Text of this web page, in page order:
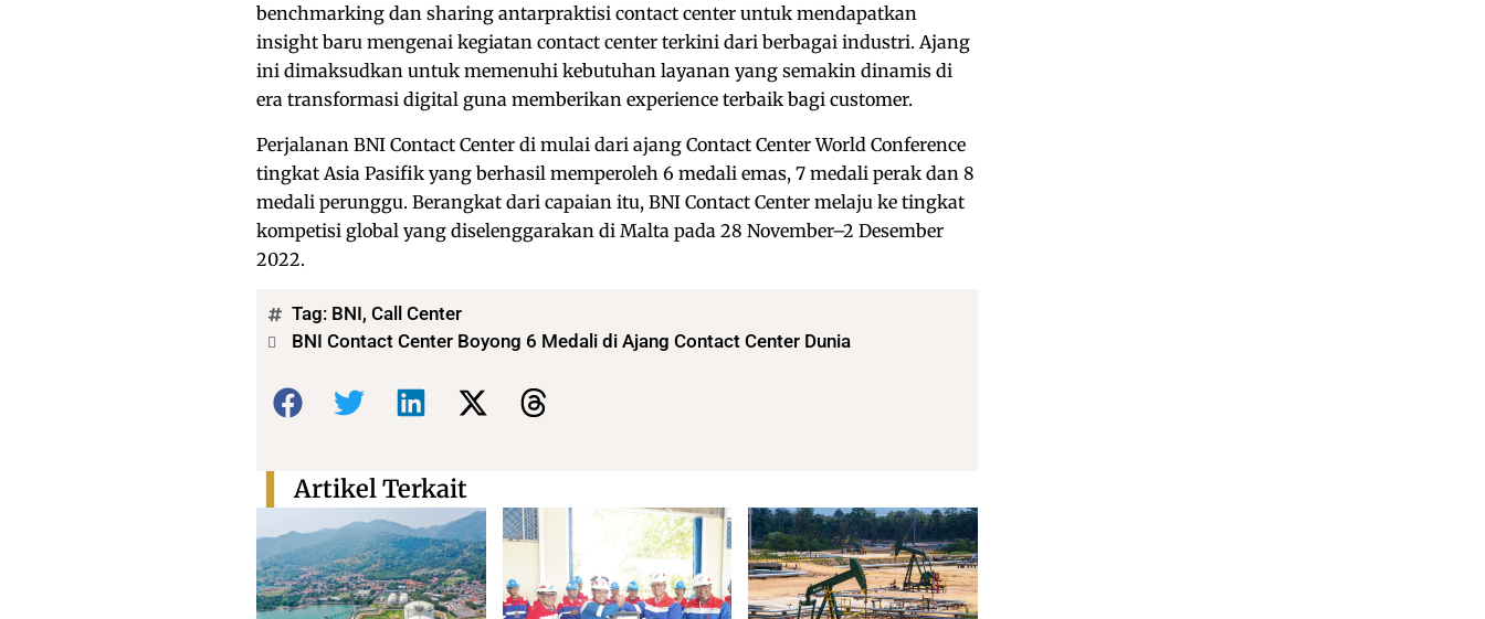
benchmarking dan sharing antarpraktisi contact center untuk mendapatkan
insight baru mengenai kegiatan contact center terkini dari berbagai industri. Ajang
ini dimaksudkan untuk memenuhi kebutuhan layanan yang semakin dinamis di
era transformasi digital guna memberikan experience terbaik bagi customer.
Perjalanan BNI Contact Center di mulai dari ajang Contact Center World Conference
tingkat Asia Pasifik yang berhasil memperoleh 6 medali emas, 7 medali perak dan 8
medali perunggu. Berangkat dari capaian itu, BNI Contact Center melaju ke tingkat
kompetisi global yang diselenggarakan di Malta pada 28 November–2 Desember
2022.
Tag: BNI, Call Center
BNI Contact Center Boyong 6 Medali di Ajang Contact Center Dunia
Bagikan:
Artikel Terkait